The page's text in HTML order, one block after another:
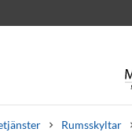
Rumsskyltar